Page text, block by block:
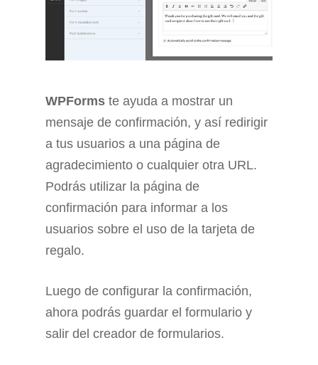
WPForms te ayuda a mostrar un
mensaje de confirmación, y así redirigir
a tus usuarios a una página de
agradecimiento o cualquier otra URL.
Podrás utilizar la página de
confirmación para informar a los
usuarios sobre el uso de la tarjeta de
regalo.
Luego de configurar la confirmación,
ahora podrás guardar el formulario y
salir del creador de formularios.